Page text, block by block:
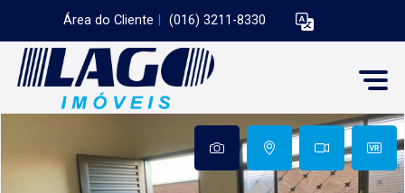
Área do Cliente (016) 3211-8330